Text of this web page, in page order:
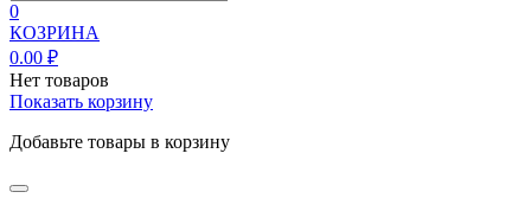
0
КОЗРИНА
0.00 ₽
Нет товаров
Показать корзину
Добавьте товары в корзину